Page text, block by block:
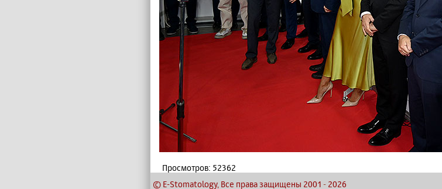
Просмотров: 52362
© E-Stomatology, Все права защищены 2001 - 2026